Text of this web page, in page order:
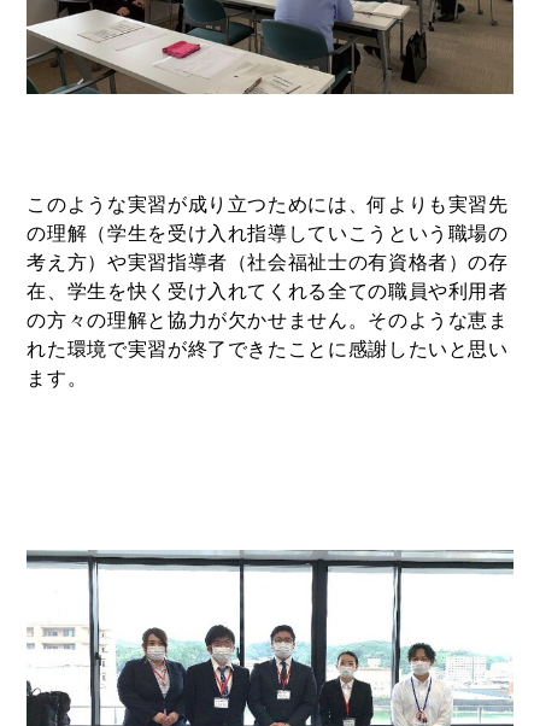
このような実習が成り立つためには、何よりも実習先
の理解（学生を受け入れ指導していこうという職場の
考え方）や実習指導者（社会福祉士の有資格者）の存
在、学生を快く受け入れてくれる全ての職員や利用者
の方々の理解と協力が欠かせません。そのような恵ま
れた環境で実習が終了できたことに感謝したいと思い
ます。